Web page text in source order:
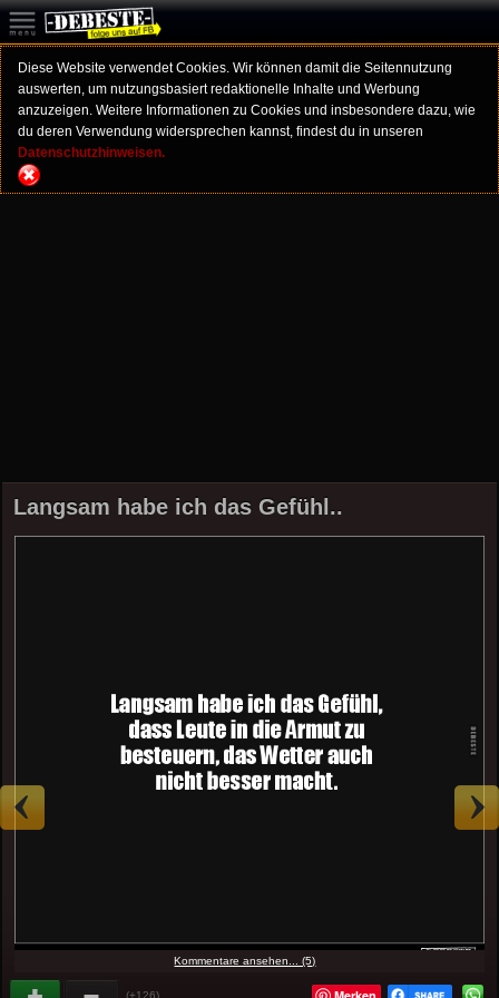
Diese Website verwendet Cookies. Wir können damit die Seitennutzung
auswerten, um nutzungsbasiert redaktionelle Inhalte und Werbung
anzuzeigen. Weitere Informationen zu Cookies und insbesondere dazu, wie
du deren Verwendung widersprechen kannst, findest du in unseren
Datenschutzhinweisen.
Langsam habe ich das Gefühl..
Kommentare ansehen... (5)
(+126)